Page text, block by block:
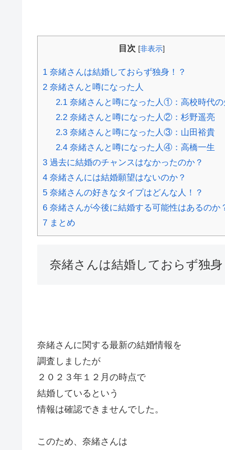
目次 [非表示]
1 奈緒さんは結婚しておらず独身！？
2 奈緒さんと噂になった人
2.1奈緒さんと噂になった人①：高校時代の
2.2奈緒さんと噂になった人②：杉野遥亮
2.3奈緒さんと噂になった人③：山田裕貴
2.4奈緒さんと噂になった人④：高橋一生
3 過去に結婚のチャンスはなかったのか？
4 奈緒さんには結婚願望はないのか？
5 奈緒さんの好きなタイプはどんな人！？
6 奈緒さんが今後に結婚する可能性はあるのか
7 まとめ
奈緒さんは結婚しておらず独身
奈緒さんに関する最新の結婚情報を
調査しましたが
２０２３年１２月の時点で
結婚しているという
情報は確認できませんでした。
このため、奈緒さんは